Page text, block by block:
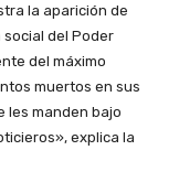
la aparición de
del Poder
del máximo
muertos en sus
les manden bajo
explica la